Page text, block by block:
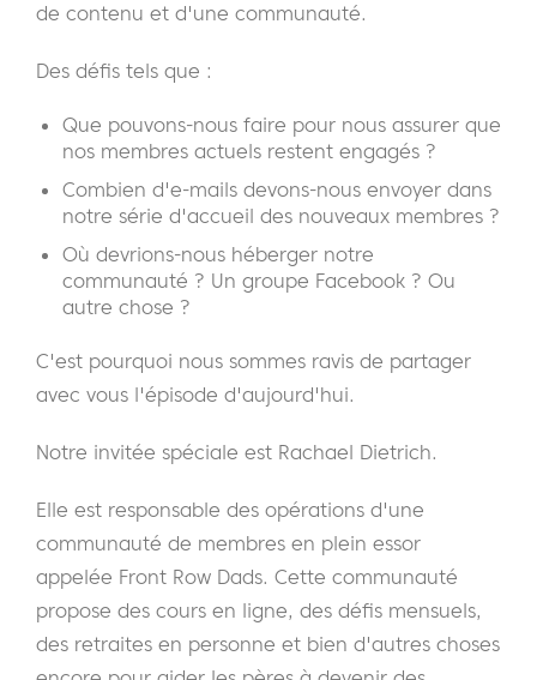
de contenu et d'une communauté.
Des défis tels que :
Que pouvons-nous faire pour nous assurer que
nos membres actuels restent engagés ?
Combien d'e-mails devons-nous envoyer dans
notre série d'accueil des nouveaux membres ?
Où devrions-nous héberger notre
communauté ? Un groupe Facebook ? Ou
autre chose ?
C'est pourquoi nous sommes ravis de partager
avec vous l'épisode d'aujourd'hui.
Notre invitée spéciale est Rachael Dietrich.
Elle est responsable des opérations d'une
communauté de membres en plein essor
appelée Front Row Dads. Cette communauté
propose des cours en ligne, des défis mensuels,
des retraites en personne et bien d'autres choses